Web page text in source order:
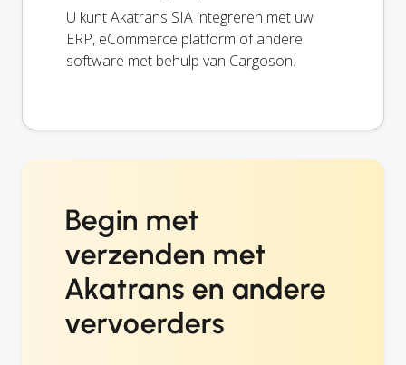
U kunt Akatrans SIA integreren met uw
ERP, eCommerce platform of andere
software met behulp van Cargoson.
Begin met
verzenden met
Akatrans en andere
vervoerders